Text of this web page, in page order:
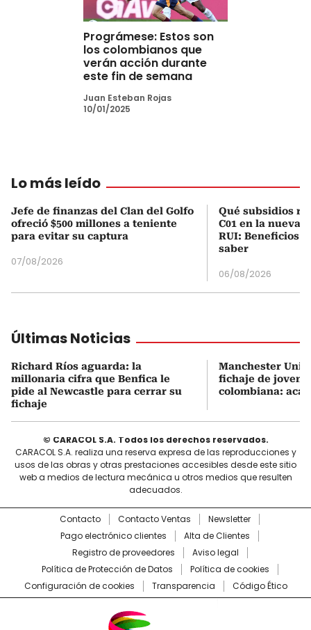
Prográmese: Estos son
los colombianos que
verán acción durante
este fin de semana
Juan Esteban Rojas
10/01/2025
Lo más leído
Jefe de finanzas del Clan del Golfo
ofreció $500 millones a teniente
para evitar su captura
07/08/2026
Qué subsidios
C01 en la nueva
RUI: Beneficios
saber
06/08/2026
Últimas Noticias
Richard Ríos aguarda: la
millonaria cifra que Benfica le
pide al Newcastle para cerrar su
fichaje
Manchester
fichaje de joven
colombiana: acá
© CARACOL S.A. Todos los derechos reservados.
CARACOL S.A. realiza una reserva expresa de las reproducciones y
usos de las obras y otras prestaciones accesibles desde este sitio
web a medios de lectura mecánica u otros medios que resulten
adecuados.
Contacto Contacto Ventas
Newsletter
Pago electrónico clientes
Alta de Clientes
Registro de proveedores
Aviso legal
Política de Protección de Datos
Política de cookies
Configuración de cookies
Transparencia Código Ético